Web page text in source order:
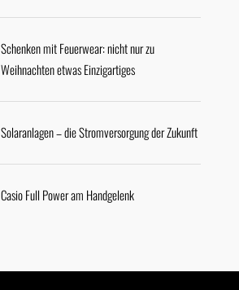
Schenken mit Feuerwear: nicht nur zu
Weihnachten etwas Einzigartiges
Solaranlagen – die Stromversorgung der Zukunft
Casio Full Power am Handgelenk